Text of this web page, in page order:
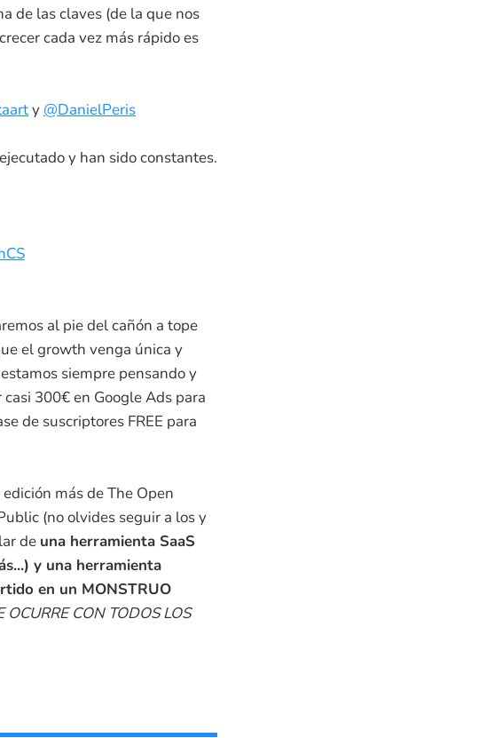
de las claves (de la que nos
cada vez más rápido es
y @DanielPeris
y han sido constantes.
al pie del cañón a tope
el growth venga única y
siempre pensando y
300€ en Google Ads para
de suscriptores FREE para
más de The Open
(no olvides seguir a los y
de una herramienta SaaS
y una herramienta
en un MONSTRUO
OCURRE CON TODOS LOS